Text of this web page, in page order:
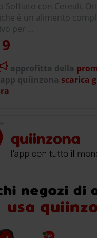
Soffiato con Cereali,
è un alimento
per ...
approfitta della
quiinzona scarica